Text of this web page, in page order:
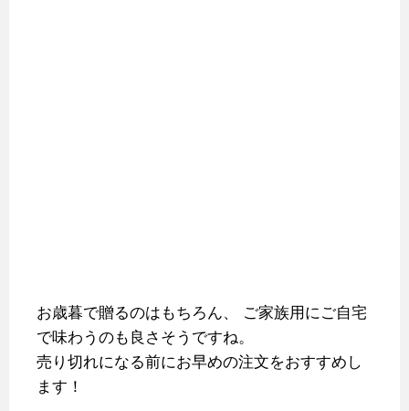
お歳暮で贈るのはもちろん、
ご家族用にご自宅
で味わうのも良さそうですね。
売り切れになる前にお早めの注文をおすすめし
ます！